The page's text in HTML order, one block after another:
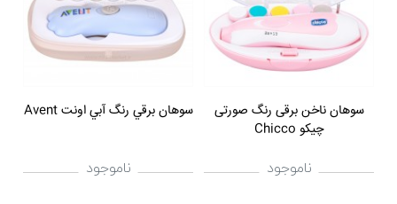
سوهان ناخن برقی رنگ صورتی
چیکو Chicco
ناموجود
سوهان برقي رنگ آبي اونت Avent
ناموجود